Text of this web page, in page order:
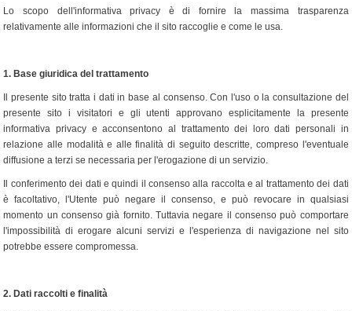
Lo scopo dell'informativa privacy è di fornire la massima trasparenza
relativamente alle informazioni che il sito raccoglie e come le usa.
1. Base giuridica del trattamento
Il presente sito tratta i dati in base al consenso. Con l'uso o la consultazione del
presente sito i visitatori e gli utenti approvano esplicitamente la presente
informativa privacy e acconsentono al trattamento dei loro dati personali in
relazione alle modalità e alle finalità di seguito descritte, compreso l'eventuale
diffusione a terzi se necessaria per l'erogazione di un servizio.
Il conferimento dei dati e quindi il consenso alla raccolta e al trattamento dei dati
è facoltativo, l'Utente può negare il consenso, e può revocare in qualsiasi
momento un consenso già fornito. Tuttavia negare il consenso può comportare
l'impossibilità di erogare alcuni servizi e l'esperienza di navigazione nel sito
potrebbe essere compromessa.
2. Dati raccolti e finalità